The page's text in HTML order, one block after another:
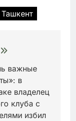
Ташкент
важные
в
владелец
клуба с
избил